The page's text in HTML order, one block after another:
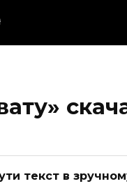
текст в